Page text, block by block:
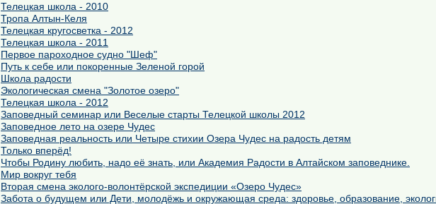
Телецкая школа - 2010
Тропа Алтын-Келя
Телецкая кругосветка - 2012
Телецкая школа - 2011
Первое пароходное судно "Шеф"
Путь к себе или покоренные Зеленой горой
Школа радости
Экологическая смена "Золотое озеро"
Телецкая школа - 2012
Заповедный семинар или Веселые старты Телецкой школы 2012
Заповедное лето на озере Чудес
Заповедная реальность или Четыре стихии Озера Чудес на радость детям
Только вперёд!
Чтобы Родину любить, надо её знать, или Академия Радости в Алтайском заповеднике.
Мир вокруг тебя
Вторая смена эколого-волонтёрской экспедиции «Озеро Чудес»
Забота о будущем или Дети, молодёжь и окружающая среда: здоровье, образование,